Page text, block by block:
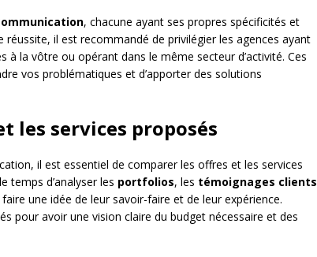
, chacune ayant ses propres spécificités et
il est recommandé de privilégier les agences ayant
à la vôtre ou opérant dans le même secteur d’activité. Ces
vos problématiques et d’apporter des solutions
les services proposés
il est essentiel de comparer les offres et les services
temps d’analyser les portfolios, les témoignages clients
une idée de leur savoir-faire et de leur expérience.
pour avoir une vision claire du budget nécessaire et des